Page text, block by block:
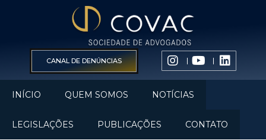
CANAL DE DENÚNCIAS
INÍCIO QUEM SOMOS NOTÍCIAS
LEGISLAÇÕES PUBLICAÇÕES CONTATO